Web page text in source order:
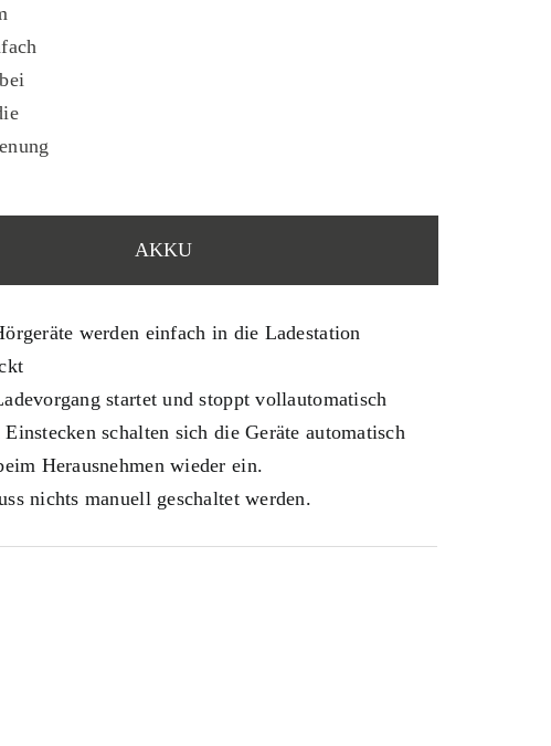
AKKU
werden einfach in die Ladestation
startet und stoppt vollautomatisch
schalten sich die Geräte automatisch
Herausnehmen wieder ein.
nichts manuell geschaltet werden.